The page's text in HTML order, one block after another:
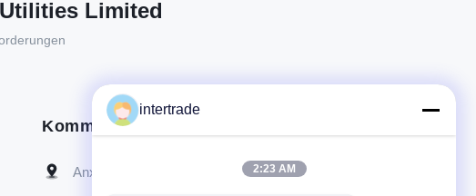
Limited
Komm in Kontakt.
Anxi-Dorf, Yuping-Stadt, Hongya-Grafschaft, China
intertrade
2:23 AM